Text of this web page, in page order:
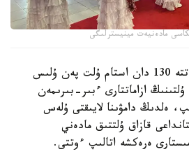
مادەنيەت مينيسترلىگى
سالتاناتتى شارادا مەملەكەتتە 130 دان استام ۇلت پەن ۇلىس
ازاماتتارى ءبىر-بىرىمەن
ەلدىڭ دامۋىنا لايىقتى ۇلەس
قازاق ۇلتتىق مادەني
ەرەكشە اتالىپ ءوتتى.